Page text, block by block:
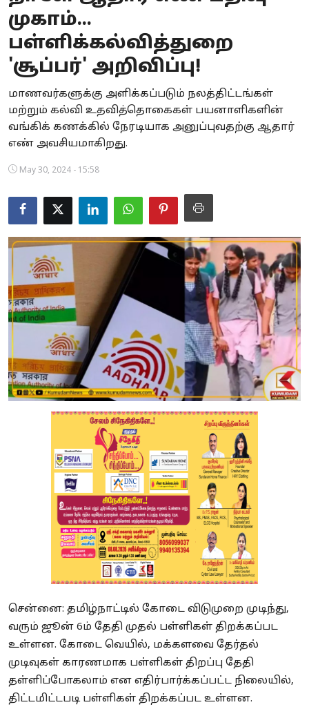
Business
Crime
National
World
Astrology
Spirituality
Weather
Politics
முகாம்...
பள்ளிக்கல்வித்துறை
'சூப்பர்' அறிவிப்பு!
மாணவர்களுக்கு அளிக்கப்படும் நலத்திட்டங்கள்
மற்றும் கல்வி உதவித்தொகைகள் பயனாளிகளின்
வங்கிக் கணக்கில் நேரடியாக அனுப்புவதற்கு ஆதார்
எண் அவசியமாகிறது.
May 30, 2024 - 15:58
சென்னை: தமிழ்நாட்டில் கோடை விடுமுறை முடிந்து,
வரும் ஜூன் 6ம் தேதி முதல் பள்ளிகள் திறக்கப்பட
உள்ளன. கோடை வெயில், மக்களவை தேர்தல்
முடிவுகள் காரணமாக பள்ளிகள் திறப்பு தேதி
தள்ளிப்போகலாம் என எதிர்பார்க்கப்பட்ட நிலையில்,
திட்டமிட்டபடி பள்ளிகள் திறக்கப்பட உள்ளன.